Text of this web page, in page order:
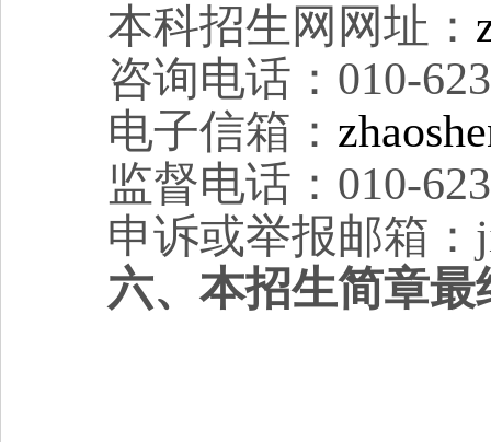
本科招生网网址：
咨询电话：010-
电子信箱：
监督电话：010-
申诉或举报邮箱：
六、本招生简章